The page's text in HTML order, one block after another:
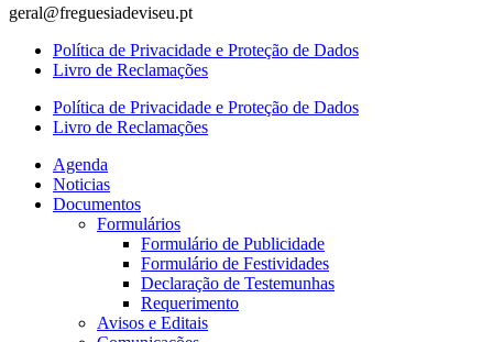
geral@freguesiadeviseu.pt
Política de Privacidade e Proteção de Dados
Livro de Reclamações
Política de Privacidade e Proteção de Dados
Livro de Reclamações
Agenda
Noticias
Documentos
Formulários
Formulário de Publicidade
Formulário de Festividades
Declaração de Testemunhas
Requerimento
Avisos e Editais